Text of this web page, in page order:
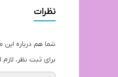
ارسال از تهران به
هزینه ارسال
نظرات
شما هم درباره
برای ثبت نظر،